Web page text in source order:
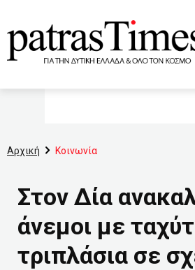
Αρχική Κοινωνία
Στον Δία
άνεμοι με
τριπλάσια σε